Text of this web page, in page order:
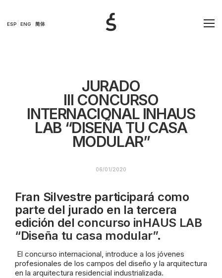
ESP ENG 简体
JURADO
III CONCURSO
INTERNACIONAL INHAUS
LAB “DISEÑA TU CASA
MODULAR”
06/01/2020
Fran Silvestre participará como
parte del jurado en la tercera
edición del concurso inHAUS LAB
“Diseña tu casa modular”.
El concurso internacional, introduce a los jóvenes
profesionales de los campos del diseño y la arquitectura
en la arquitectura residencial industrializada.